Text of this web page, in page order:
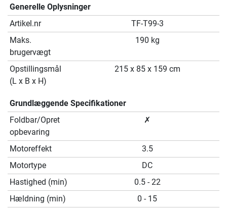
Generelle Oplysninger
Artikel.nr
TF-T99-3
Maks.
brugervægt
190 kg
Opstillingsmål
(L x B x H)
215 x 85 x 159 cm
Grundlæggende Specifikationer
Foldbar/Opret
opbevaring
✗
Motoreffekt
3.5
Motortype
DC
Hastighed (min)
0.5 - 22
Hældning (min)
0 - 15